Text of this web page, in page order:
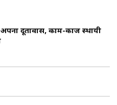
दूतावास, काम-काज स्थायी